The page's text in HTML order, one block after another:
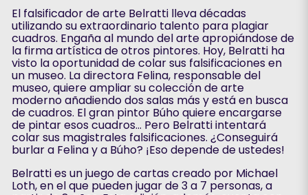
El falsificador de arte Belratti lleva décadas
utilizando su extraordinario talento para plagiar
cuadros. Engaña al mundo del arte apropiándose de
la firma artística de otros pintores. Hoy, Belratti ha
visto la oportunidad de colar sus falsificaciones en
un museo. La directora Felina, responsable del
museo, quiere ampliar su colección de arte
moderno añadiendo dos salas más y está en busca
de cuadros. El gran pintor Búho quiere encargarse
de pintar esos cuadros... Pero Belratti intentará
colar sus magistrales falsificaciones. ¿Conseguirá
burlar a Felina y a Búho? ¡Eso depende de ustedes!
Belratti es un juego de cartas creado por Michael
Loth, en el que pueden jugar de 3 a 7 personas, a